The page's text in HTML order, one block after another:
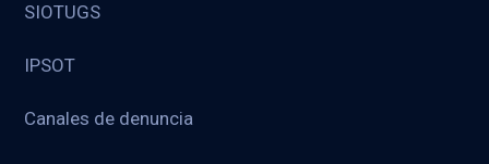
SIOTUGS
IPSOT
Canales de denuncia